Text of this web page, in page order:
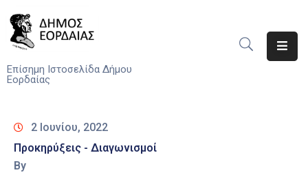
Επίσημη Ιστοσελίδα Δήμου
Εορδαίας
Υπηρεσίες
2 Ιουνίου, 2022
Προκηρύξεις - Διαγωνισμοί
By